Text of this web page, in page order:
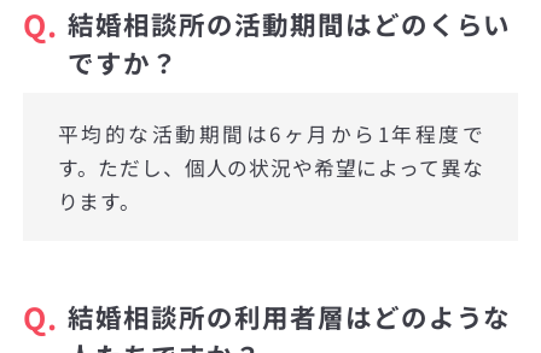
Q. 結婚相談所の活動期間はどのくらい
ですか？
平均的な活動期間は6ヶ月から1年程度で
す。ただし、個人の状況や希望によって異な
ります。
Q. 結婚相談所の利用者層はどのような